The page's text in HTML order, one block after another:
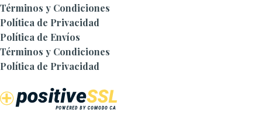
Términos y Condiciones
Política de Privacidad
Política de Envíos
Términos y Condiciones
Política de Privacidad